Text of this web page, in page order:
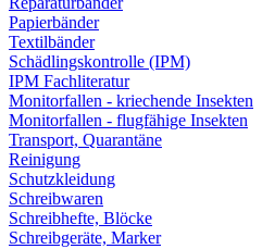
Papierbänder
Textilbänder
Schädlingskontrolle (IPM)
IPM Fachliteratur
Monitorfallen - kriechende Insekten
Monitorfallen - flugfähige Insekten
Transport, Quarantäne
Reinigung
Schutzkleidung
Schreibwaren
Schreibhefte, Blöcke
Schreibgeräte, Marker